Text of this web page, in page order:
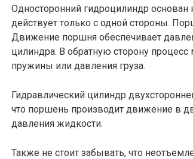
Односторонний гидроцилиндр
действует только с одной стороны.
Движение поршня обеспечивает
цилиндра. В обратную сторону
пружины или давления груза.
Гидравлический цилиндр
что поршень производит движение в
давления жидкости.
Также не стоит забывать, что